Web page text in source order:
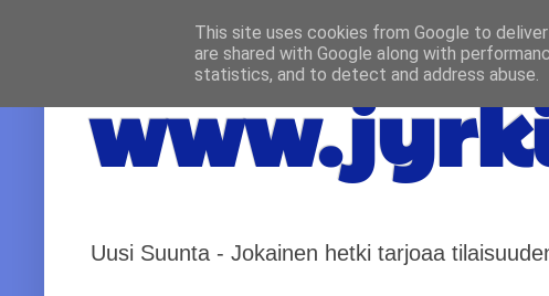
Uusi Suunta - Jokainen hetki tarjoaa
This site uses cookies from Google to
are shared with Google along with
statistics, and to detect and address abuse.